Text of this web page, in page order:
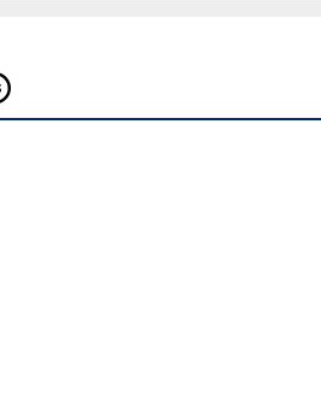
NOI
CA